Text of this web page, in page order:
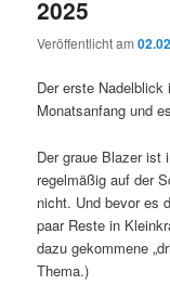
2025
Veröffentlicht am
Der erste
Monatsanfang und
Der graue Blazer ist
regelmäßig auf der
nicht. Und bevor es
paar Reste in
dazu gekommene
Thema.)